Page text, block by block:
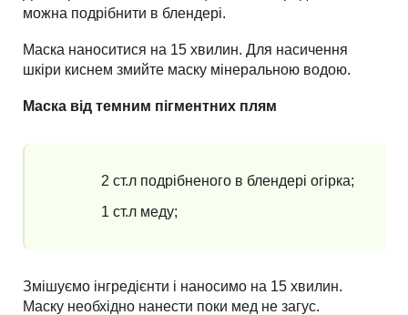
можна подрібнити в блендері.
Маска наноситися на 15 хвилин. Для насичення
шкіри киснем змийте маску мінеральною водою.
Маска від темним пігментних плям
2 ст.л подрібненого в блендері огірка;
1 ст.л меду;
Змішуємо інгредієнти і наносимо на 15 хвилин.
Маску необхідно нанести поки мед не загус.